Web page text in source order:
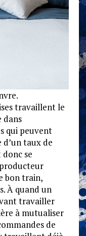
travaillent le
dans
qui peuvent
taux de
se
bon train,
À quand un
travailler
à mutualiser
de